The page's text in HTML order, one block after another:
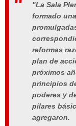
"La Sala
formado
reformas
plan de
próximos
principios
poderes y
pilares
agregaron.